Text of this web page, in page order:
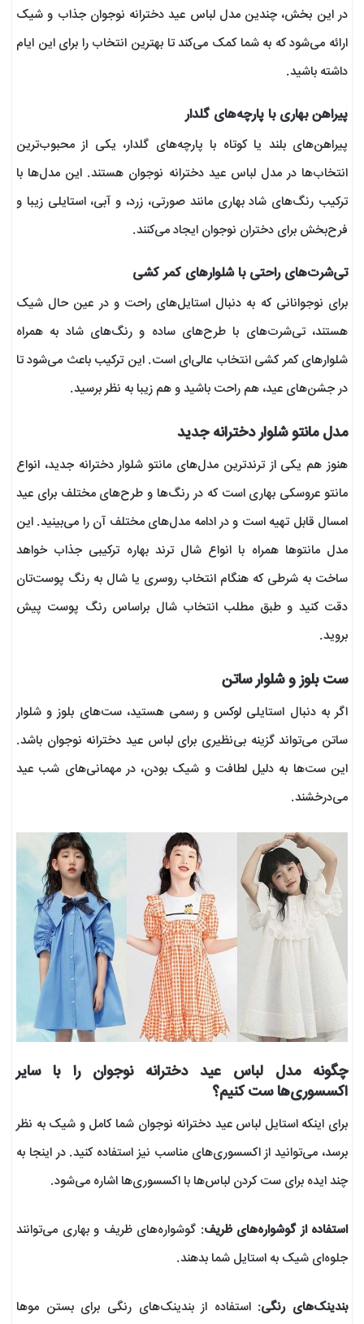
در این بخش، چندین مدل لباس عید دخترانه نوجوان جذاب و شیک
ارائه می‌شود که به شما کمک می‌کند تا بهترین انتخاب را برای این ایام
داشته باشید.
پیراهن بهاری با پارچه‌های گلدار
پیراهن‌های بلند یا کوتاه با پارچه‌های گلدار، یکی از محبوب‌ترین
انتخاب‌ها در مدل لباس عید دخترانه نوجوان هستند. این مدل‌ها با
ترکیب رنگ‌های شاد بهاری مانند صورتی، زرد، و آبی، استایلی زیبا و
فرح‌بخش برای دختران نوجوان ایجاد می‌کنند.
تی‌شرت‌های راحتی با شلوارهای کمر کشی
برای نوجوانانی که به دنبال استایل‌های راحت و در عین حال شیک
هستند، تی‌شرت‌های با طرح‌های ساده و رنگ‌های شاد به همراه
شلوارهای کمر کشی انتخاب عالی‌ای است. این ترکیب باعث می‌شود تا
در جشن‌های عید، هم راحت باشید و هم زیبا به نظر برسید.
مدل مانتو شلوار دخترانه جدید
هنوز هم یکی از ترندترین مدل‌های مانتو شلوار دخترانه جدید، انواع
مانتو عروسکی بهاری است که در رنگ‌ها و طرح‌های مختلف برای عید
امسال قابل تهیه است و در ادامه مدل‌های مختلف آن را می‌بینید. این
مدل مانتوها همراه با انواع شال ترند بهاره ترکیبی جذاب خواهد
ساخت به شرطی که هنگام انتخاب روسری یا شال به رنگ پوست‌تان
دقت کنید و طبق مطلب انتخاب شال براساس رنگ پوست پیش
بروید.
ست بلوز و شلوار ساتن
اگر به دنبال استایلی لوکس و رسمی هستید، ست‌های بلوز و شلوار
ساتن می‌تواند گزینه بی‌نظیری برای لباس عید دخترانه نوجوان باشد.
این ست‌ها به دلیل لطافت و شیک بودن، در مهمانی‌های شب عید
می‌درخشند.
چگونه مدل لباس عید دخترانه نوجوان را با سایر
اکسسوری‌ها ست کنیم؟
برای اینکه استایل لباس عید دخترانه نوجوان شما کامل و شیک به نظر
برسد، می‌توانید از اکسسوری‌های مناسب نیز استفاده کنید. در اینجا به
چند ایده برای ست کردن لباس‌ها با اکسسوری‌ها اشاره می‌شود.
استفاده از گوشواره‌های ظریف: گوشواره‌های ظریف و بهاری می‌توانند
جلوه‌ای شیک به استایل شما بدهند.
بندینک‌های رنگی: استفاده از بندینک‌های رنگی برای بستن موها